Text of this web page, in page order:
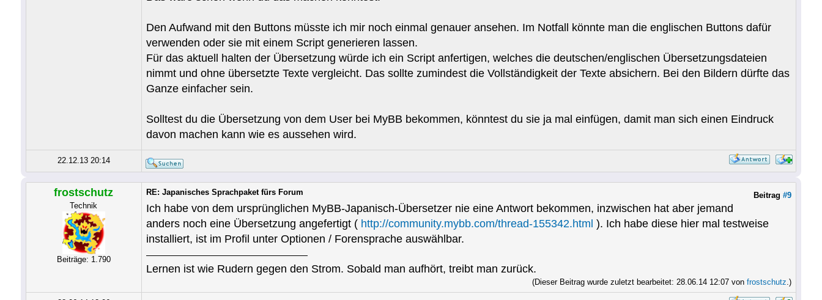
Den Aufwand mit den Buttons müsste ich mir noch einmal genauer ansehen. Im Notfall könnte man die englischen Buttons dafür
verwenden oder sie mit einem Script generieren lassen.
Für das aktuell halten der Übersetzung würde ich ein Script anfertigen, welches die deutschen/englischen Übersetzungsdateien
nimmt und ohne übersetzte Texte vergleicht. Das sollte zumindest die Vollständigkeit der Texte absichern. Bei den Bildern dürfte das
Ganze einfacher sein.
Solltest du die Übersetzung von dem User bei MyBB bekommen, könntest du sie ja mal einfügen, damit man sich einen Eindruck
davon machen kann wie es aussehen wird.
22.12.13 20:14
frostschutz
Technik
Beiträge: 1.790
Beitrag #9
RE: Japanisches Sprachpaket fürs Forum
Ich habe von dem ursprünglichen MyBB-Japanisch-Übersetzer nie eine Antwort bekommen, inzwischen hat aber jemand
anders noch eine Übersetzung angefertigt ( http://community.mybb.com/thread-155342.html ). Ich habe diese hier mal testweise
installiert, ist im Profil unter Optionen / Forensprache auswählbar.
Lernen ist wie Rudern gegen den Strom. Sobald man aufhört, treibt man zurück.
(Dieser Beitrag wurde zuletzt bearbeitet: 28.06.14 12:07 von frostschutz.)